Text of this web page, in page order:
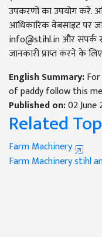
उपकरणों का उपयोग करें.
आधिकारिक वेबसाइट पर
info@stihl.inऔर संपर्क
जानकारी प्राप्त करने के
English Summary:
of paddy follow this
Published on:02 June
Related
Farm Machinery
Farm Machinerystihl